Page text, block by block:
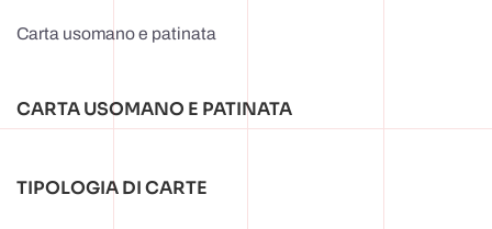
Carta usomano e patinata
CARTA USOMANO E PATINATA
TIPOLOGIA DI CARTE